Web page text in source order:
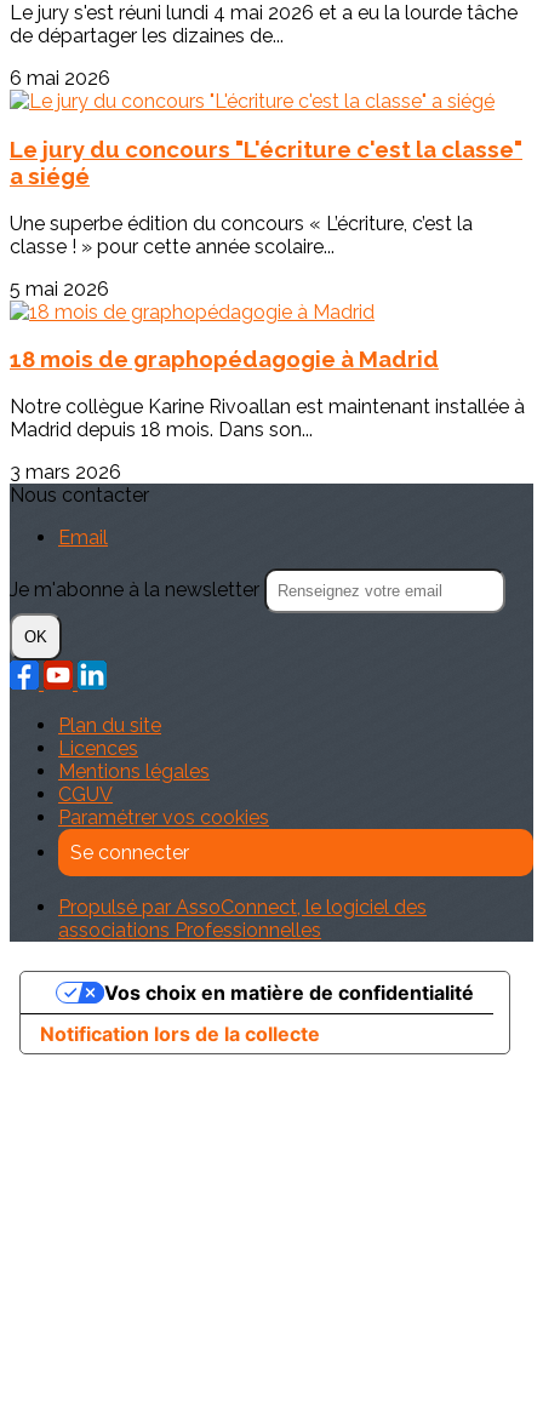
Le jury s'est réuni lundi 4 mai 2026 et a eu la lourde tâche
de départager les dizaines de...
6 mai 2026
Le jury du concours "L'écriture c'est la classe"
a siégé
Une superbe édition du concours « L’écriture, c’est la
classe ! » pour cette année scolaire...
5 mai 2026
18 mois de graphopédagogie à Madrid
Notre collègue Karine Rivoallan est maintenant installée à
Madrid depuis 18 mois. Dans son...
3 mars 2026
Nous contacter
Email
Je m'abonne à la newsletter
OK
Plan du site
Licences
Mentions légales
CGUV
Paramétrer vos cookies
Se connecter
Propulsé par AssoConnect, le logiciel des
associations Professionnelles
Notification lors de la collecte
Vos choix en matière de confidentialité